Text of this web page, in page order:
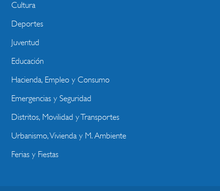
Cultura
Deportes
Juventud
Educación
Hacienda, Empleo y Consumo
Emergencias y Seguridad
Distritos, Movilidad y Transportes
Urbanismo, Vivienda y M. Ambiente
Ferias y Fiestas